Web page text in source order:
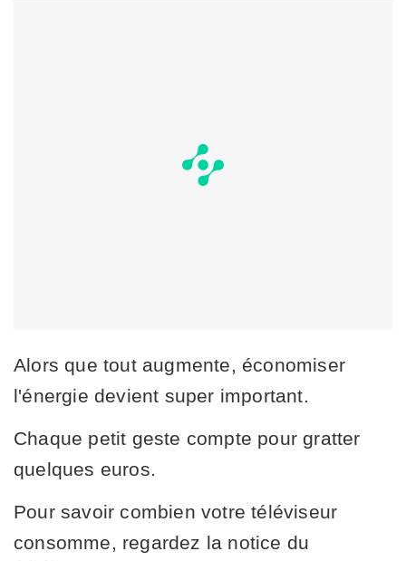
Alors que tout augmente, économiser
l'énergie devient super important.
Chaque petit geste compte pour gratter
quelques euros.
Pour savoir combien votre téléviseur
consomme, regardez la notice du